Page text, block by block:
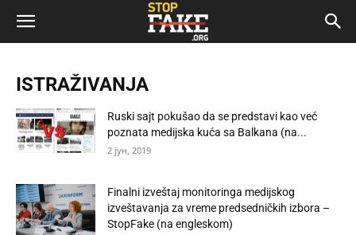
ISTRAŽIVANJA
Ruski sajt pokušao da se predstavi kao već
poznata medijska kuća sa Balkana (na...
2 јун, 2019
Finalni izveštaj monitoringa medijskog
izveštavanja za vreme predsedničkih izbora –
StopFake (na engleskom)